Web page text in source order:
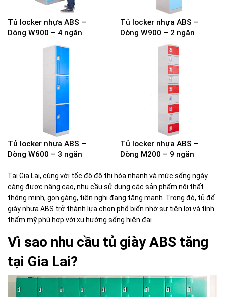
Tủ locker nhựa ABS –
Dòng W900 – 4 ngăn
Tủ locker nhựa ABS –
Dòng W900 – 2 ngăn
Tủ locker nhựa ABS –
Dòng W600 – 3 ngăn
Tủ locker nhựa ABS –
Dòng M200 – 9 ngăn
Tại Gia Lai, cùng với tốc độ đô thị hóa nhanh và mức sống ngày
càng được nâng cao, nhu cầu sử dụng các sản phẩm nội thất
thông minh, gọn gàng, tiện nghi đang tăng mạnh. Trong đó, tủ để
giày nhựa ABS trở thành lựa chọn phổ biến nhờ sự tiện lợi và tính
thẩm mỹ phù hợp với xu hướng sống hiện đại.
Vì sao nhu cầu tủ giày ABS tăng
tại Gia Lai?